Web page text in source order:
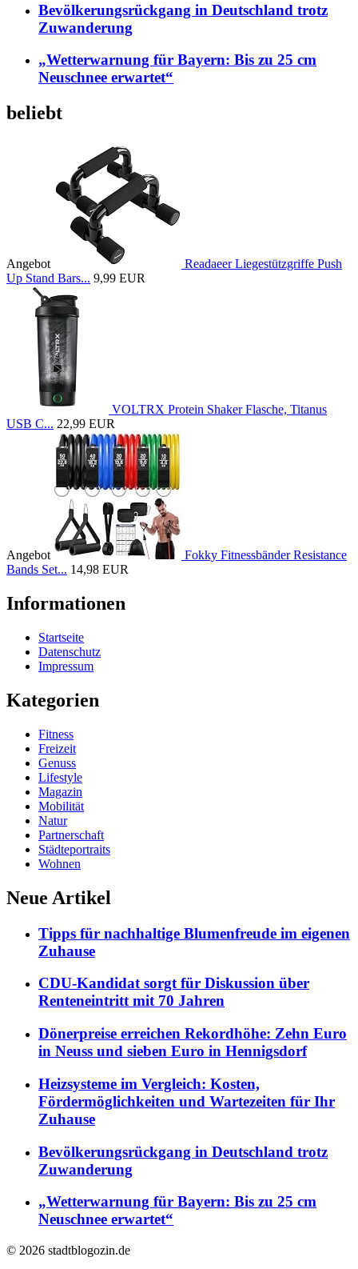
Bevölkerungsrückgang in Deutschland trotz
Zuwanderung
„Wetterwarnung für Bayern: Bis zu 25 cm
Neuschnee erwartet“
beliebt
Angebot
Readaeer Liegestützgriffe Push
Up Stand Bars... 9,99 EUR
VOLTRX Protein Shaker Flasche, Titanus
USB C... 22,99 EUR
Angebot
Fokky Fitnessbänder Resistance
Bands Set... 14,98 EUR
Informationen
Startseite
Datenschutz
Impressum
Kategorien
Fitness
Freizeit
Genuss
Lifestyle
Magazin
Mobilität
Natur
Partnerschaft
Städteportraits
Wohnen
Neue Artikel
Tipps für nachhaltige Blumenfreude im eigenen
Zuhause
CDU-Kandidat sorgt für Diskussion über
Renteneintritt mit 70 Jahren
Dönerpreise erreichen Rekordhöhe: Zehn Euro
in Neuss und sieben Euro in Hennigsdorf
Heizsysteme im Vergleich: Kosten,
Fördermöglichkeiten und Wartezeiten für Ihr
Zuhause
Bevölkerungsrückgang in Deutschland trotz
Zuwanderung
„Wetterwarnung für Bayern: Bis zu 25 cm
Neuschnee erwartet“
© 2026 stadtblogozin.de